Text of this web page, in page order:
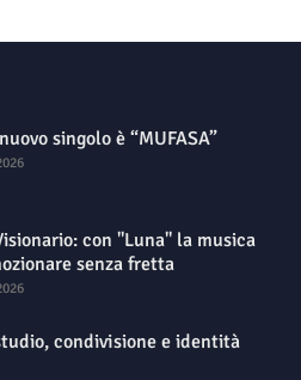
singolo è “MUFASA”
con "Luna" la musica
senza fretta
condivisione e identità